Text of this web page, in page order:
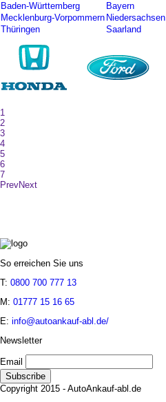
Baden-Württemberg
Bayern
Mecklenburg-Vorpommern Niedersachsen
Thüringen
Saarland
1
2
3
4
5
6
7
PrevNext
So erreichen Sie uns
T: 0800 700 777 13
M: 01777 15 16 65
E: info@autoankauf-abl.de/
Newsletter
Email
Copyright 2015 - AutoAnkauf-abl.de